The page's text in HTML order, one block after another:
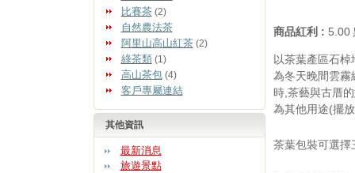
比賽茶(2)
自然農法茶
阿里山高山紅茶(2)
綠茶類 (1)
高山茶包(4)
客戶專屬連結
其他資訊
最新消息
旅遊景點
商品紅利 : 5.00
以茶葉產區石
為冬天晚間雲霧
時,茶藝與古厝
為其他用途(擺
茶葉包裝可選擇